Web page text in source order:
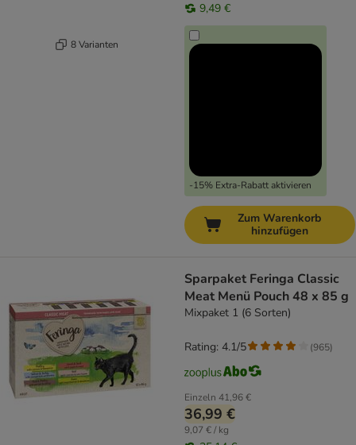
8 Varianten
9,49 €
-15% Extra-Rabatt aktivieren
Zum Warenkorb
hinzufügen
Sparpaket Feringa Classic
Meat Menü Pouch 48 x 85 g
Mixpaket 1 (6 Sorten)
Einzeln 41,96 €
36,99 €
9,07 € / kg
Rating: 4.1/5 (965)